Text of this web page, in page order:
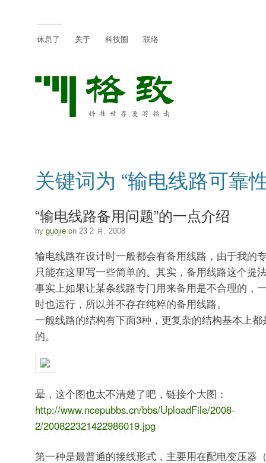
休息了 关于 科技圈 联络
关键词为 “输电线路可靠
“输电线路备用问题”的一点介绍
by guojieon 23 2 月, 2008
输电线路在设计时一般都会有备用线路，由于我的
只能在这里写一些简单的。其实，备用线路这个提
事实上如果让某条线路专门用来备用是不合理的，
时也运行，所以并不存在纯粹的备用线路。
一般线路的结构有下面3种，更复杂的结构基本上
的。
晕，这个图也太不清楚了吧，链接个大图：
http://www.ncepubbs.cn/bbs/UploadFile/2008-
2/200822321422986019.jpg
第一种是最普通的接线形式，主要用在配电变压器